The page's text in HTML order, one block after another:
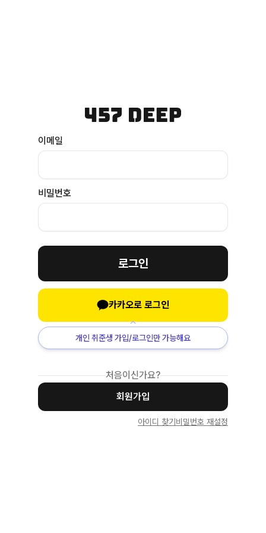
이메일
비밀번호
로그인
카카오로 로그인
개인 취준생 가입/로그인만 가능해요
처음이신가요?
회원가입
아이디 찾기 비밀번호 재설정